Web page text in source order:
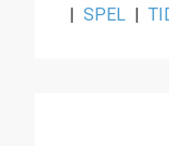
| SPEL |